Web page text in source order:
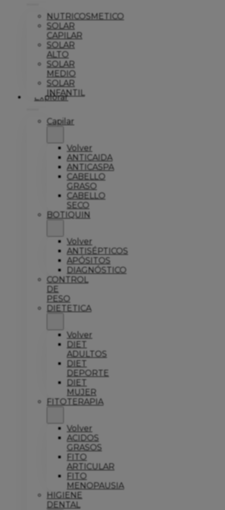
NUTRICOSMETICO
SOLAR
CAPILAR
SOLAR
ALTO
SOLAR
MEDIO
SOLAR
INFANTIL
Explorar
Capilar
Volver
ANTICAIDA
ANTICASPA
CABELLO
GRASO
CABELLO
SECO
BOTIQUIN
Volver
ANTISÉPTICOS
APÓSITOS
DIAGNÓSTICO
CONTROL
DE
PESO
DIETETICA
Volver
DIET
ADULTOS
DIET
DEPORTE
DIET
MUJER
FITOTERAPIA
Volver
ACIDOS
GRASOS
FITO
ARTICULAR
FITO
MENOPAUSIA
HIGIENE
DENTAL